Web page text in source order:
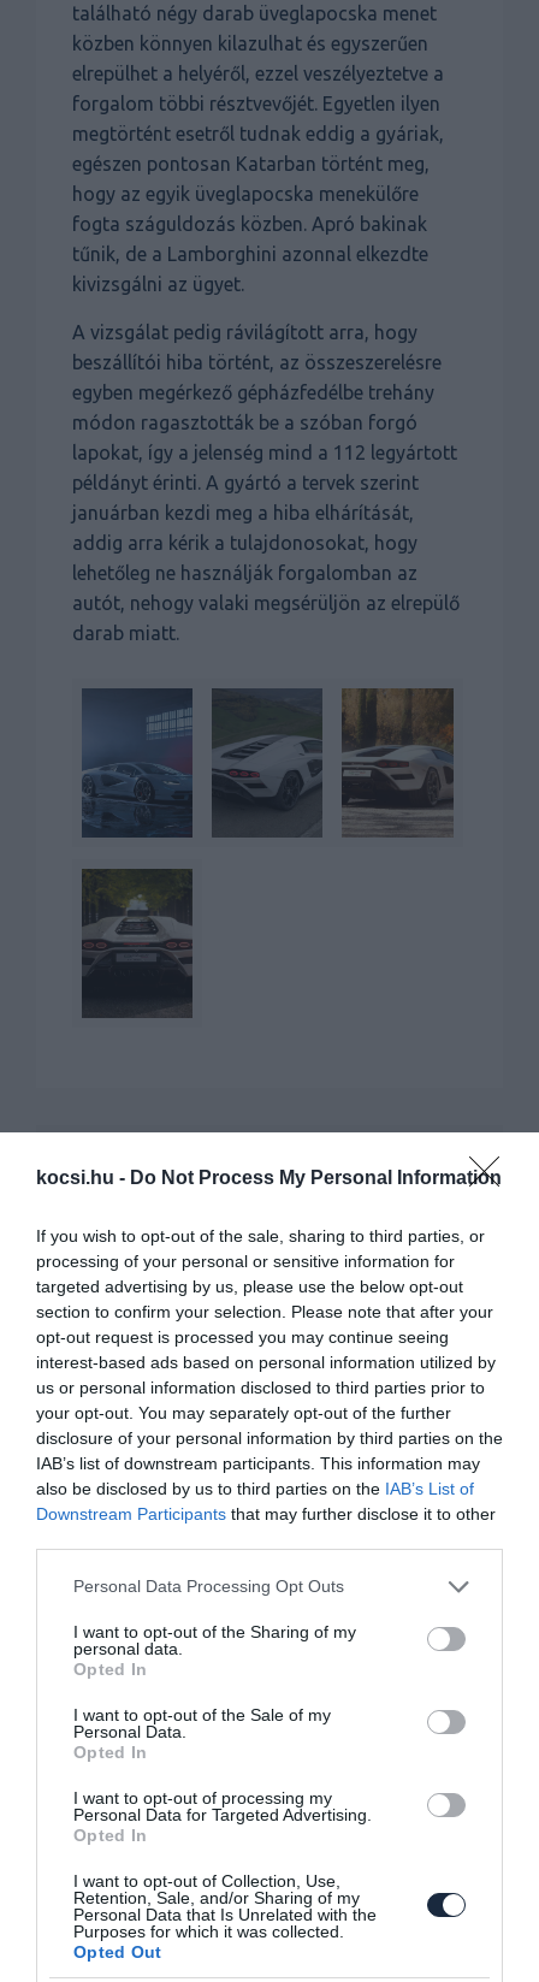
kocsi.hu - Do Not Process My Personal Information
If you wish to opt-out of the sale, sharing to third parties, or
processing of your personal or sensitive information for
targeted advertising by us, please use the below opt-out
section to confirm your selection. Please note that after your
opt-out request is processed you may continue seeing
interest-based ads based on personal information utilized by
us or personal information disclosed to third parties prior to
your opt-out. You may separately opt-out of the further
disclosure of your personal information by third parties on the
IAB’s list of downstream participants. This information may
also be disclosed by us to third parties on the IAB’s List of
Downstream Participants that may further disclose it to other
Please note that this website/app uses one or more Google
not limited to your visit or usage behaviour. You may click to
grant or deny consent to Google and its third-party tags to
use your data for below specified purposes in below Google
consent section.
Personal Data Processing Opt Outs
I want to opt-out of the Sharing of my
personal data.
Opted In
I want to opt-out of the Sale of my
Personal Data.
Opted In
I want to opt-out of processing my
Personal Data for Targeted Advertising.
Opted In
I want to opt-out of Collection, Use,
Retention, Sale, and/or Sharing of my
Personal Data that Is Unrelated with the
Purposes for which it was collected.
Opted Out
található négy darab üveglapocska menet
közben könnyen kilazulhat és egyszerűen
elrepülhet a helyéről, ezzel veszélyeztetve a
forgalom többi résztvevőjét. Egyetlen ilyen
megtörtént esetről tudnak eddig a gyáriak,
egészen pontosan Katarban történt meg,
hogy az egyik üveglapocska menekülőre
fogta száguldozás közben. Apró bakinak
tűnik, de a Lamborghini azonnal elkezdte
kivizsgálni az ügyet.
A vizsgálat pedig rávilágított arra, hogy
beszállítói hiba történt, az összeszerelésre
egyben megérkező gépházfedélbe trehány
módon ragasztották be a szóban forgó
lapokat, így a jelenség mind a 112 legyártott
példányt érinti. A gyártó a tervek szerint
januárban kezdi meg a hiba elhárítását,
addig arra kérik a tulajdonosokat, hogy
lehetőleg ne használják forgalomban az
autót, nehogy valaki megsérüljön az elrepülő
darab miatt.
KAPCSOLÓDÓ CIKKEK
Lebukott az új Countach, így idéz múltat a
Lamborghini
Egy Lamborghini Countach a Lego
legújabb dobása
Visszatér a Lamborghini Countach!